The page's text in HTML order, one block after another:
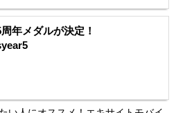
年メダルが決定！